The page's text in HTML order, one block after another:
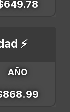
⚡
AÑO